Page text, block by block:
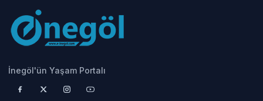
İnegöl'ün Yaşam Portalı